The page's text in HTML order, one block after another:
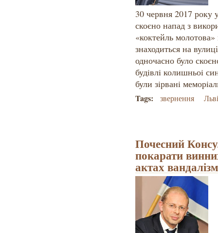
30 червня 2017 року
скоєно напад з
«коктейль
знаходиться на
одночасно було
будiвлi колишньоi
були зiрванi
Tags: звернення
Почесний
покарати
актах